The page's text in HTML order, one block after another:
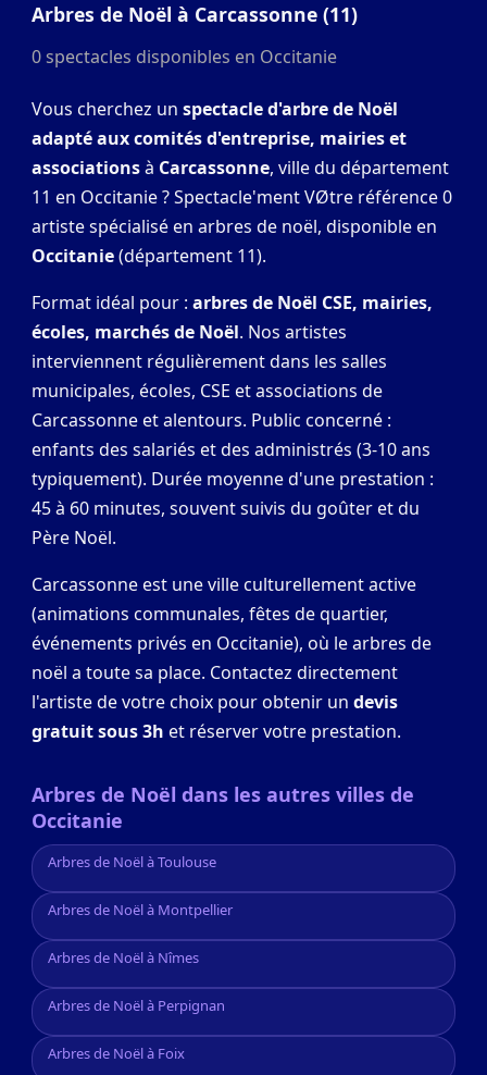
Arbres de Noël à Carcassonne (11)
0 spectacles disponibles en Occitanie
Vous cherchez un spectacle d'arbre de Noël
adapté aux comités d'entreprise, mairies et
associationsà Carcassonne, ville du département
11 en Occitanie ? Spectacle'ment VØtre référence 0
artiste spécialisé en arbres de noël, disponible en
Occitanie(département 11).
Format idéal pour : arbres de Noël CSE, mairies,
écoles, marchés de Noël. Nos artistes
interviennent régulièrement dans les salles
municipales, écoles, CSE et associations de
Carcassonne et alentours. Public concerné :
enfants des salariés et des administrés (3-10 ans
typiquement). Durée moyenne d'une prestation :
45 à 60 minutes, souvent suivis du goûter et du
Père Noël.
Carcassonne est une ville culturellement active
(animations communales, fêtes de quartier,
événements privés en Occitanie), où le arbres de
noël a toute sa place. Contactez directement
l'artiste de votre choix pour obtenir un devis
gratuit sous 3h et réserver votre prestation.
Arbres de Noël dans les autres villes de
Occitanie
Arbres de Noël à Toulouse
Arbres de Noël à Montpellier
Arbres de Noël à Nîmes
Arbres de Noël à Perpignan
Arbres de Noël à Foix